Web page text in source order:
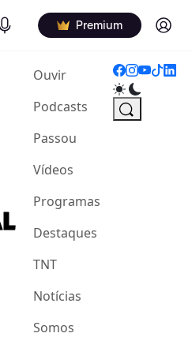
Podcasts Premium Log in
Ouvir(current)
Podcasts
Passou
Vídeos
Programas
Destaques
TNT
Notícias
Somos